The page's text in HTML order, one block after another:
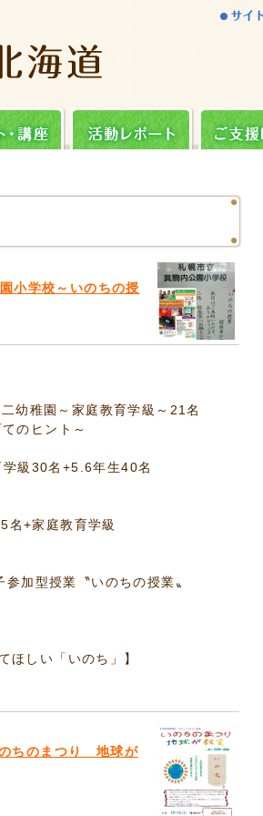
小学校～いのちの授
幼稚園～家庭教育学級～21名
のヒント～
級30名+5.6年生40名
+家庭教育学級
加型授業〝いのちの授業〟
ほしい「いのち」】
ちのまつり 地球が